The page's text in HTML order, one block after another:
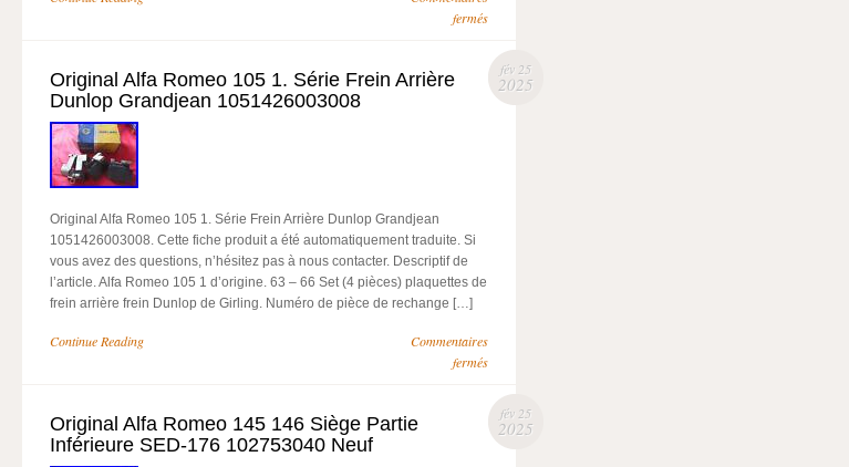
fermés
fév 25
2025
Original Alfa Romeo 105 1. Série Frein Arrière
Dunlop Grandjean 1051426003008
Original Alfa Romeo 105 1. Série Frein Arrière Dunlop Grandjean
1051426003008. Cette fiche produit a été automatiquement traduite. Si
vous avez des questions, n’hésitez pas à nous contacter. Descriptif de
l’article. Alfa Romeo 105 1 d’origine. 63 – 66 Set (4 pièces) plaquettes de
frein arrière frein Dunlop de Girling. Numéro de pièce de rechange […]
Continue Reading
Commentaires
fermés
fév 25
2025
Original Alfa Romeo 145 146 Siège Partie
Inférieure SED-176 102753040 Neuf